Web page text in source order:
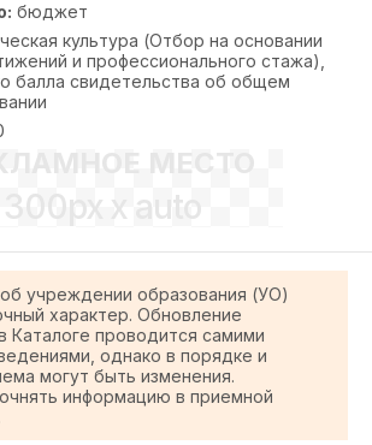
бюджет
культура (Отбор на основании
и профессионального стажа),
балла свидетельства об общем
МЕСТО
300px x auto
учреждении образования (УО)
характер. Обновление
Каталоге проводится самими
однако в порядке и
могут быть изменения.
информацию в приемной